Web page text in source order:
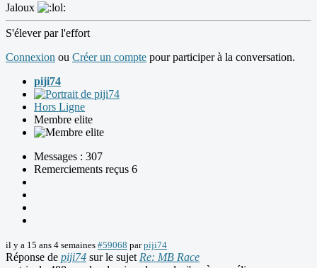
Jaloux
S'élever par l'effort
Connexion ou Créer un compte pour participer à la conversation.
piji74
Hors Ligne
Membre elite
Messages : 307
Remerciements reçus 6
il y a 15 ans 4 semaines #59068 parpiji74
Réponse de piji74 sur le sujet Re: MB Race